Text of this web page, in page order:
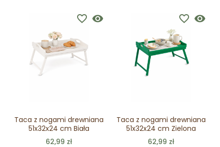
visibility
favorite_border
Taca z nogami drewniana
51x32x24 cm Biała
62,99 zł
visibility
favorite_border
Taca z nogami drewniana
51x32x24 cm Zielona
62,99 zł